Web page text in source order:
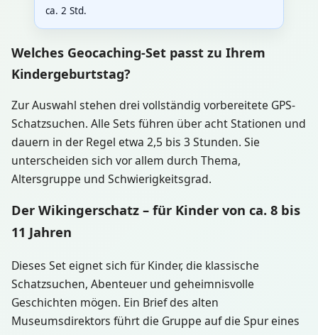
Welches Geocaching-Set passt zu Ihrem
Kindergeburtstag?
Zur Auswahl stehen drei vollständig vorbereitete GPS-
Schatzsuchen. Alle Sets führen über acht Stationen und
dauern in der Regel etwa 2,5 bis 3 Stunden. Sie
unterscheiden sich vor allem durch Thema,
Altersgruppe und Schwierigkeitsgrad.
Der Wikingerschatz – für Kinder von ca. 8 bis
11 Jahren
Dieses Set eignet sich für Kinder, die klassische
Schatzsuchen, Abenteuer und geheimnisvolle
Geschichten mögen. Ein Brief des alten
Museumsdirektors führt die Gruppe auf die Spur eines
ca. 2 Std.